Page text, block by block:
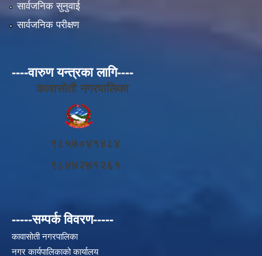
सार्वजनिक सुनुवाई
सार्वजनिक परीक्षण
----वारुण यन्त्रका लागि----
कावासोती नगरपालिका
९८५७०४१४८४
९८४७२७१२६१
-----सम्पर्क विवरण-----
कावासाेती नगरपालिका
नगर कार्यपालिकाको कार्यालय